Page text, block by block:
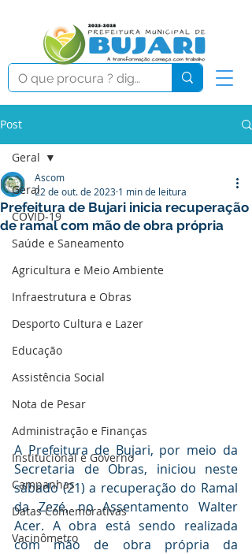
Post
Geral
COVID-19
Saúde e Saneamento
Agricultura e Meio Ambiente
Infraestrutura e Obras
Desporto Cultura e Lazer
Educação
Assistência Social
Nota de Pesar
Administração e Finanças
Institucional e Governo
Campanhas
Datas Comemorativas
Vacinômetro
Geral
Prefeitura de Bujari inicia recuperação
de ramal com mão de obra própria
Ascom
22 de out. de 2023 1 min de leitura
A Prefeitura de Bujari, por meio da
Secretaria de Obras, iniciou neste
sábado (21) a recuperação do Ramal
da Zezé, no Assentamento Walter
Acer. A obra está sendo realizada
com mão de obra própria da